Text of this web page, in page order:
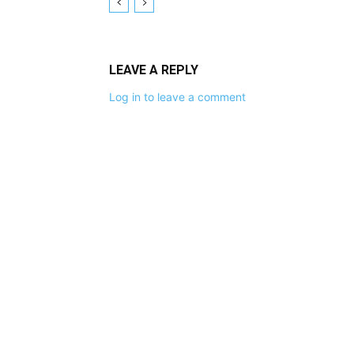
LEAVE A REPLY
Log in to leave a comment